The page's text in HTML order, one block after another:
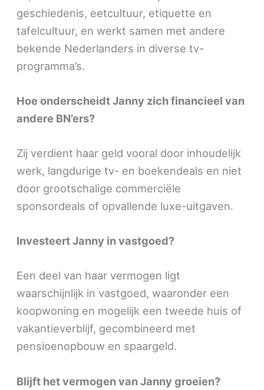
geschiedenis, eetcultuur, etiquette en
tafelcultuur, en werkt samen met andere
bekende Nederlanders in diverse tv-
programma’s.
Hoe onderscheidt Janny zich financieel van
andere BN’ers?
Zij verdient haar geld vooral door inhoudelijk
werk, langdurige tv- en boekendeals en niet
door grootschalige commerciële
sponsordeals of opvallende luxe-uitgaven.
Investeert Janny in vastgoed?
Een deel van haar vermogen ligt
waarschijnlijk in vastgoed, waaronder een
koopwoning en mogelijk een tweede huis of
vakantieverblijf, gecombineerd met
pensioenopbouw en spaargeld.
Blijft het vermogen van Janny groeien?